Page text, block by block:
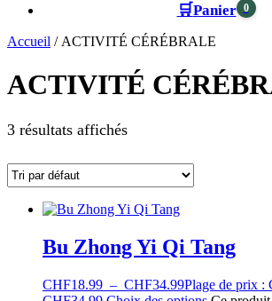
🛒Panier 0
Accueil / ACTIVITÉ CÉRÉBRALE
ACTIVITÉ
3 résultats affichés
Bu Zhong Yi Qi Tang
CHF18.99 – CHF34.99Plage de prix :